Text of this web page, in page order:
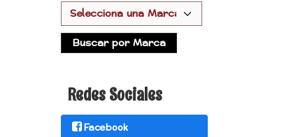
Redes Sociales
Facebook